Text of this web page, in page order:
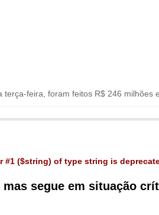
feira, foram feitos R$ 246 milhões
#1 ($string) of type string is
segue em situação